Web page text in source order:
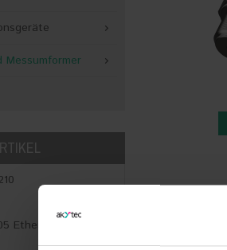
Messumformer
Ethernet Graph..